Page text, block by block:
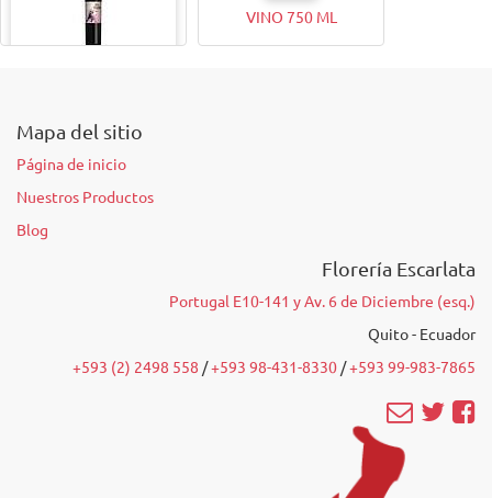
VINO 750 ML
Mapa del sitio
Página de inicio
Nuestros Productos
Blog
Florería Escarlata
Portugal E10-141 y Av. 6 de Diciembre (esq.)
Quito - Ecuador
+593 (2) 2498 558 /‭+593 98-431-8330 ‬ /‭+593 99-983-7865‬